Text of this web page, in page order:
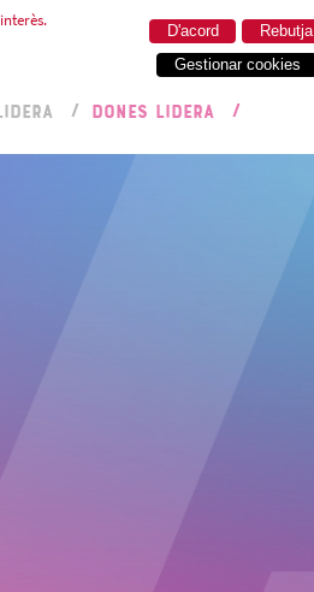
Rebutja
D'acord
Gestionar cookies
DONES LIDERA